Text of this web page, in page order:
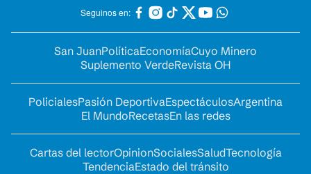
Seguinos en:
San JuanPolíticaEconomíaCuyo Minero
Suplemento VerdeRevista OH
PolicialesPasión DeportivaEspectáculosArgentina
El MundoRecetasEn las redes
Cartas del lectorOpinionSocialesSaludTecnología
TendenciaEstado del tránsito